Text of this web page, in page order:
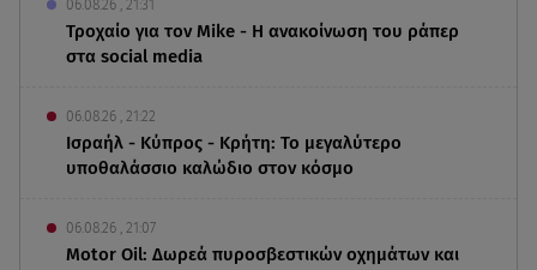
06.08.26 , 21:31
Τροχαίο για τον Mike - Η ανακοίνωση του ράπερ
στα social media
06.08.26 , 21:22
Ισραήλ - Κύπρος - Κρήτη: Το μεγαλύτερο
υποθαλάσσιο καλώδιο στον κόσμο
06.08.26 , 21:07
Motor Oil: Δωρεά πυροσβεστικών οχημάτων και